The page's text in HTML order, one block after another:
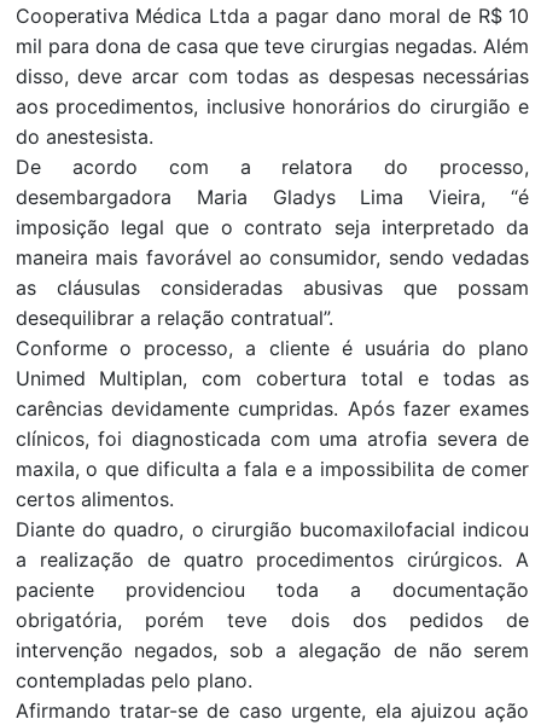
Cooperativa Médica Ltda a pagar dano moral de R$ 10
mil para dona de casa que teve cirurgias negadas. Além
disso, deve arcar com todas as despesas necessárias
aos procedimentos, inclusive honorários do cirurgião e
do anestesista.
De acordo com a relatora do processo,
desembargadora Maria Gladys Lima Vieira, “é
imposição legal que o contrato seja interpretado da
maneira mais favorável ao consumidor, sendo vedadas
as cláusulas consideradas abusivas que possam
desequilibrar a relação contratual”.
Conforme o processo, a cliente é usuária do plano
Unimed Multiplan, com cobertura total e todas as
carências devidamente cumpridas. Após fazer exames
clínicos, foi diagnosticada com uma atrofia severa de
maxila, o que dificulta a fala e a impossibilita de comer
certos alimentos.
Diante do quadro, o cirurgião bucomaxilofacial indicou
a realização de quatro procedimentos cirúrgicos. A
paciente providenciou toda a documentação
obrigatória, porém teve dois dos pedidos de
intervenção negados, sob a alegação de não serem
contempladas pelo plano.
Afirmando tratar-se de caso urgente, ela ajuizou ação